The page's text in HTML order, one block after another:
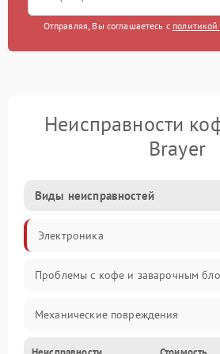
Отправляя, Вы соглашаетесь с
Неисправности
Brayer
Виды неисправностей
Электроника
Проблемы с кофе и заварочным
Механические повреждения